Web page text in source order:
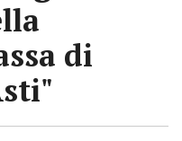
di